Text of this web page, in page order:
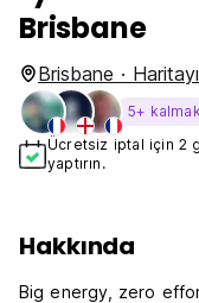
Brisbane
Brisbane ·
5+
Ücretsiz iptal için 2
yaptırın.
Hakkında
Big energy, zero